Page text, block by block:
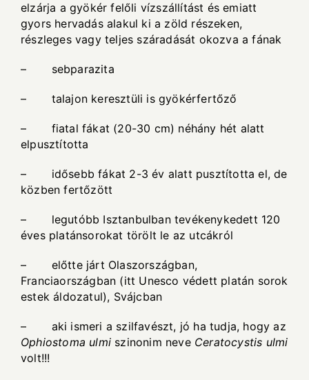
elzárja a gyökér felőli vízszállítást és emiatt
gyors hervadás alakul ki a zöld részeken,
részleges vagy teljes száradását okozva a fának
– sebparazita
– talajon keresztüli is gyökérfertőző
– fiatal fákat (20-30 cm) néhány hét alatt
elpusztította
– idősebb fákat 2-3 év alatt pusztította el, de
közben fertőzött
– legutóbb Isztanbulban tevékenykedett 120
éves platánsorokat törölt le az utcákról
– előtte járt Olaszországban,
Franciaországban (itt Unesco védett platán sorok
estek áldozatul), Svájcban
– aki ismeri a szilfavészt, jó ha tudja, hogy az
Ophiostoma ulmi szinonim neve Ceratocystis ulmi
volt!!!